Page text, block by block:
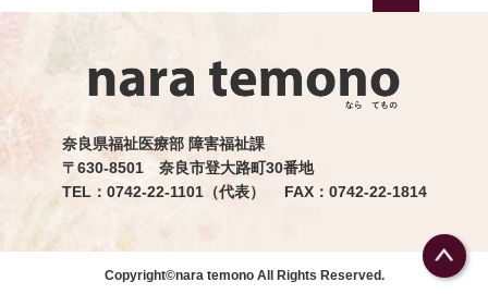
奈良県福祉医療部 障害福祉課
〒630-8501 奈良市登大路町30番地
TEL：0742-22-1101（代表） FAX：0742-22-1814
Copyright©nara temono All Rights Reserved.